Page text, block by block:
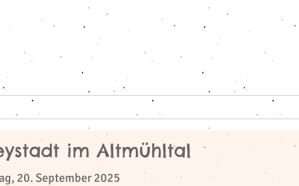
Charter-Car
im Altmühltal
20. September 2025